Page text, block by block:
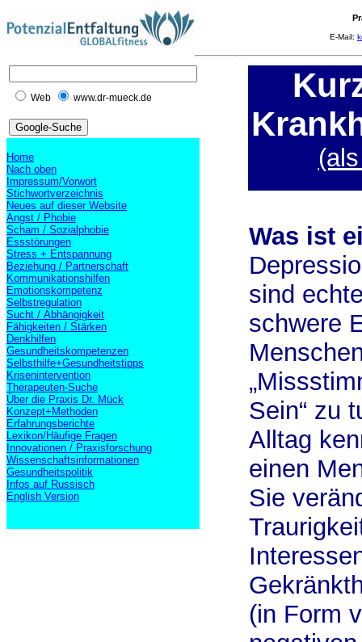
E-Mail:
Web www.dr-mueck.de
Home
Nach oben
Impressum/Vorwort
Stichwortverzeichnis
Neues auf dieser Website
Angst / Phobie
Scham / Sozialphobie
Essstörungen
Stress + Entspannung
Beziehung / Partnerschaft
Kommunikationshilfen
Emotionskompetenz
Selbstregulation
Sucht / Abhängigkeit
Fähigkeiten / Stärken
Denkhilfen
Gesundheitskompetenzen
Selbsthilfe+Gesundheitstipps
Krisenintervention
Therapeuten-Suche
Über die Praxis Dr. Mück
Konzept+Methoden
Erfahrungsberichte
Lexikon/Häufige Fragen
Innovationen / Praxisforschung
Wissenschaftsinformationen
Gesundheitspolitik
Infos auf Russisch
English Version
Was ist
sind
schwere
Sein“ zu
Alltag
einen
Sie
(in Form